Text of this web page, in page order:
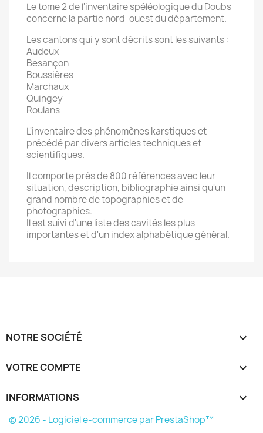
Le tome 2 de l'inventaire spéléologique du Doubs
concerne la partie nord-ouest du département.
Les cantons qui y sont décrits sont les suivants :
Audeux
Besançon
Boussières
Marchaux
Quingey
Roulans
L'inventaire des phénomènes karstiques et
précédé par divers articles techniques et
scientifiques.
Il comporte près de 800 références avec leur
situation, description, bibliographie ainsi qu'un
grand nombre de topographies et de
photographies.
Il est suivi d'une liste des cavités les plus
importantes et d'un index alphabétique général.
NOTRE SOCIÉTÉ 
VOTRE COMPTE 
INFORMATIONS keyboard_arrow_down
© 2026 - Logiciel e-commerce par PrestaShop™